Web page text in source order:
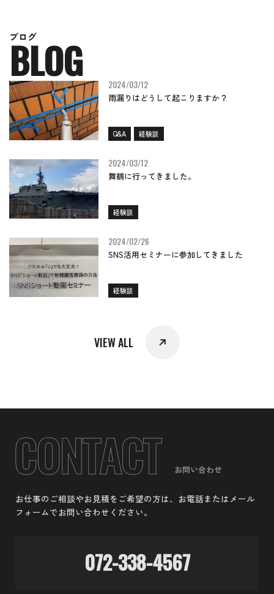
ブロ グ
BLOG 2024/03/12
雨漏りはどうして起こりますか？
Q&A 経験談
2024/03/12
舞鶴に行ってきました。
経験談
2024/02/26
SNS活用セミナーに参加してきました
経験談
VIEW ALL
お問い合わせ
お仕事のご相談やお見積をご希望の方は、お電話またはメール
フォームでお問い合わせください。
072-338-4567